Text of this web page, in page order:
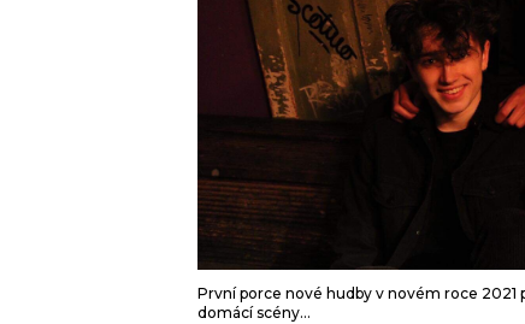
PROGRAM
JAK
SOUTĚŽE
První porce nové hudby v novém roce 2021
domácí scény...